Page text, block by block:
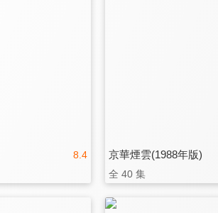
8.4 京華煙雲(1988年版)
全 40 集